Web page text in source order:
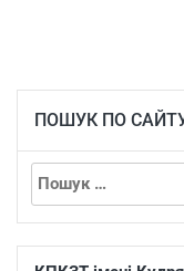
ПОШУК ПО